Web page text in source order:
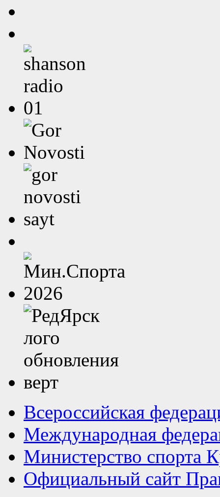
Всероссийская
Международная
Министерство спорта
Официальный сайт